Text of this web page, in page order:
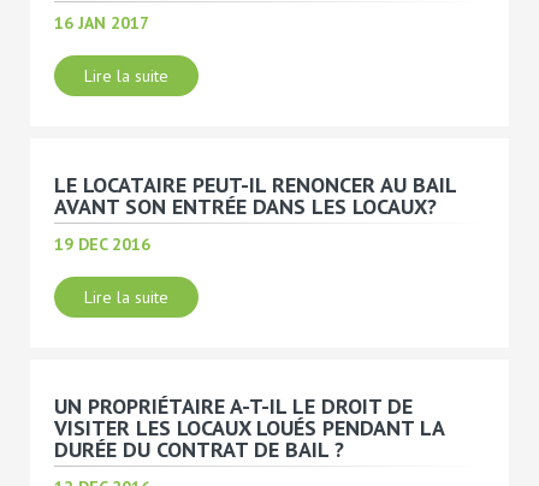
16 JAN 2017
Lire la suite
LE LOCATAIRE PEUT-IL RENONCER AU BAIL
AVANT SON ENTRÉE DANS LES LOCAUX?
19 DEC 2016
Lire la suite
UN PROPRIÉTAIRE A-T-IL LE DROIT DE
VISITER LES LOCAUX LOUÉS PENDANT LA
DURÉE DU CONTRAT DE BAIL ?